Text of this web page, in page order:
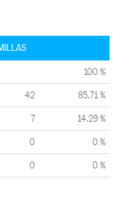
100 %
42 85,71 %
7 14,29 %
0 0 %
0 0 %